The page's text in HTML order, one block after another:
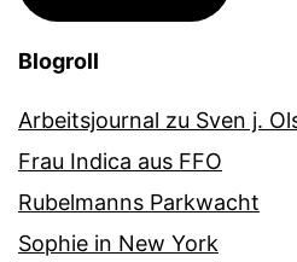
Blogroll
Arbeitsjournal zu Sven j.
Frau Indica aus FFO
Rubelmanns Parkwacht
Sophie in New York